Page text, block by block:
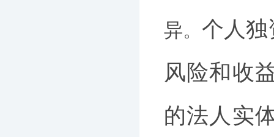
异。个人
风险和收
的法人实